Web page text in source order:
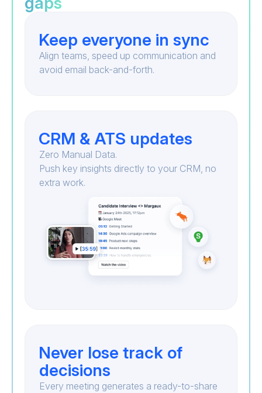
Keep everyone in sync
Align teams, speed up communication and
avoid email back-and-forth.
CRM & ATS updates
Zero Manual Data.
Push key insights directly to your CRM, no
extra work.
Never lose track of
decisions
Every meeting generates a ready-to-share